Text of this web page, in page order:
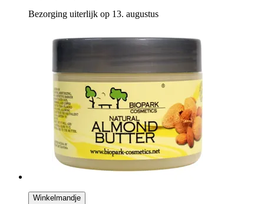
Bezorging uiterlijk op 13. augustus
Winkelmandje